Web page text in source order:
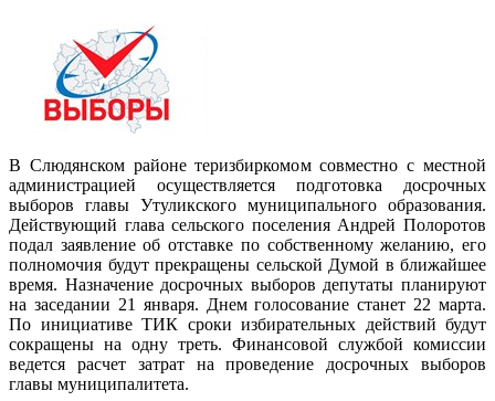
В Слюдянском районе теризбиркомом совместно с местной
администрацией осуществляется подготовка досрочных
выборов главы Утуликского муниципального образования.
Действующий глава сельского поселения Андрей Полоротов
подал заявление об отставке по собственному желанию, его
полномочия будут прекращены сельской Думой в ближайшее
время. Назначение досрочных выборов депутаты планируют
на заседании 21 января. Днем голосование станет 22 марта.
По инициативе ТИК сроки избирательных действий будут
сокращены на одну треть. Финансовой службой комиссии
ведется расчет затрат на проведение досрочных выборов
главы муниципалитета.